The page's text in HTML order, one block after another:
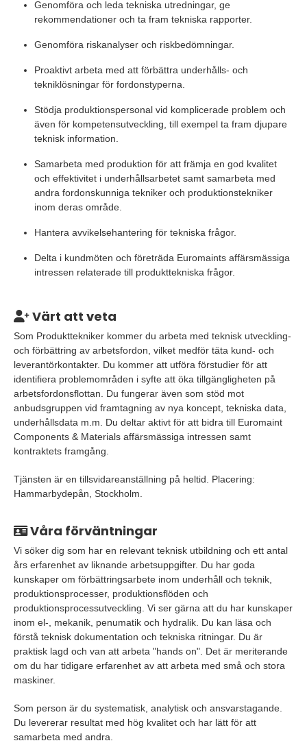
Genomföra och leda tekniska utredningar, ge
rekommendationer och ta fram tekniska rapporter.
Genomföra riskanalyser och riskbedömningar.
Proaktivt arbeta med att förbättra underhålls- och
tekniklösningar för fordonstyperna.
Stödja produktionspersonal vid komplicerade problem och
även för kompetensutveckling, till exempel ta fram djupare
teknisk information.
Samarbeta med produktion för att främja en god kvalitet
och effektivitet i underhållsarbetet samt samarbeta med
andra fordonskunniga tekniker och produktionstekniker
inom deras område.
Hantera avvikelsehantering för tekniska frågor.
Delta i kundmöten och företräda Euromaints affärsmässiga
intressen relaterade till produkttekniska frågor.
Värt att veta
Som Produkttekniker kommer du arbeta med teknisk utveckling-
och förbättring av arbetsfordon, vilket medför täta kund- och
leverantörkontakter. Du kommer att utföra förstudier för att
identifiera problemområden i syfte att öka tillgängligheten på
arbetsfordonsflottan. Du fungerar även som stöd mot
anbudsgruppen vid framtagning av nya koncept, tekniska data,
underhållsdata m.m. Du deltar aktivt för att bidra till Euromaint
Components & Materials affärsmässiga intressen samt
kontraktets framgång.
Tjänsten är en tillsvidareanställning på heltid. Placering:
Hammarbydepån, Stockholm.
Våra förväntningar
Vi söker dig som har en relevant teknisk utbildning och ett antal
års erfarenhet av liknande arbetsuppgifter. Du har goda
kunskaper om förbättringsarbete inom underhåll och teknik,
produktionsprocesser, produktionsflöden och
produktionsprocessutveckling. Vi ser gärna att du har kunskaper
inom el-, mekanik, penumatik och hydralik. Du kan läsa och
förstå teknisk dokumentation och tekniska ritningar. Du är
praktisk lagd och van att arbeta "hands on". Det är meriterande
om du har tidigare erfarenhet av att arbeta med små och stora
maskiner.
Som person är du systematisk, analytisk och ansvarstagande.
Du levererar resultat med hög kvalitet och har lätt för att
samarbeta med andra.